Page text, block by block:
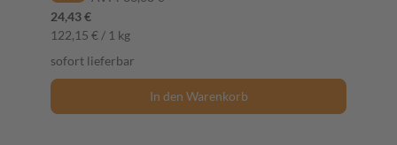
24,43 €
122,15 € / 1 kg
sofort lieferbar
In den Warenkorb